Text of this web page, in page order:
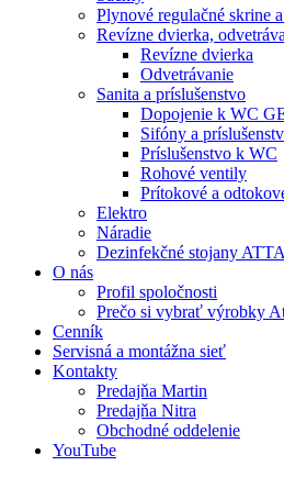
Plynové regulačné skrine
Revízne dvierka,
Revízne dvierka
Odvetrávanie
Sanita a príslušenstvo
Dopojenie k WC
Sifóny a
Príslušenstvo k WC
Rohové ventily
Prítokové a
Elektro
Náradie
Dezinfekčné stojany
O nás
Profil spoločnosti
Prečo si vybrať výrobky
Cenník
Servisná a montážna sieť
Kontakty
Predajňa Martin
Predajňa Nitra
Obchodné oddelenie
YouTube